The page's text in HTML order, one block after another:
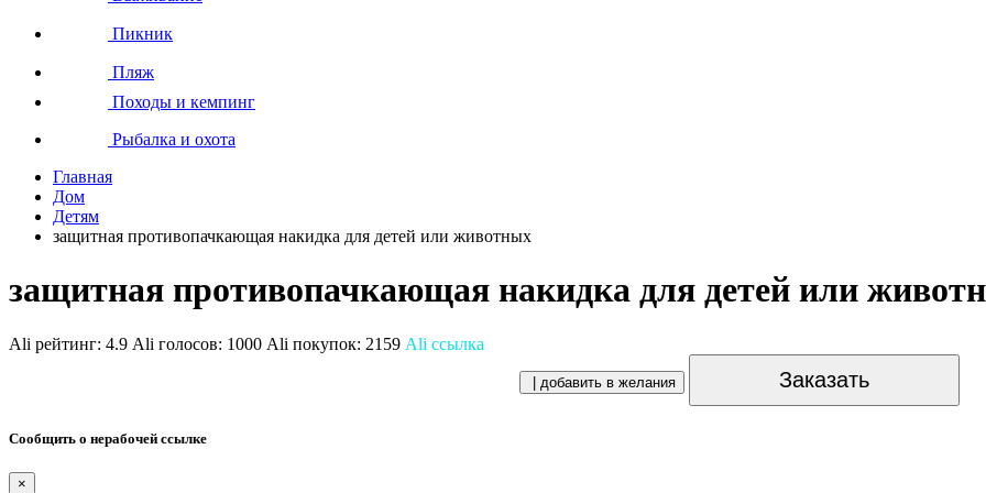
Пикник
Пляж
Походы и кемпинг
Рыбалка и охота
Главная
Дом
Детям
защитная противопачкающая накидка для детей или животных
защитная противопачкающая накидка для детей или
Ali рейтинг: 4.9 Ali голосов: 1000 Ali покупок: 2159 Ali ссылка
| добавить в желания Заказать
Сообщить о нерабочей ссылке
×